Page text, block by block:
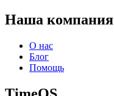
Наша компания
О нас
Блог
Помощь